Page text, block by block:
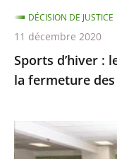
fermeture
des
remontées
mécaniques
Sports d’hiver :
la fermeture
DÉCISION DE JUSTICE
11 décembre 2020
Les
menus